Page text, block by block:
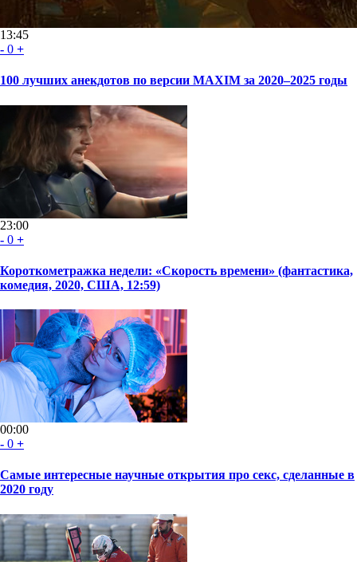
13:45
- 0 +
100 лучших анекдотов по версии MAXIM за 2020–2025 годы
23:00
- 0 +
Короткометражка недели: «Скорость времени» (фантастика,
комедия, 2020, США, 12:59)
00:00
- 0 +
Самые интересные научные открытия про секс, сделанные в
2020 году